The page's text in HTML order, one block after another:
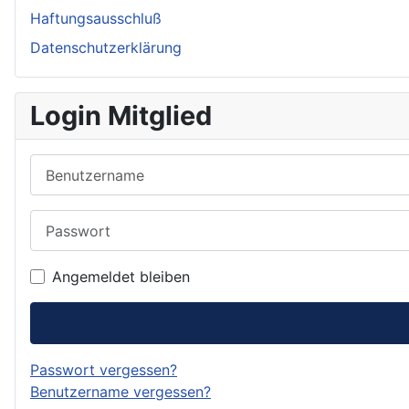
Haftungsausschluß
Datenschutzerklärung
Login Mitglied
Angemeldet bleiben
Passwort vergessen?
Benutzername vergessen?